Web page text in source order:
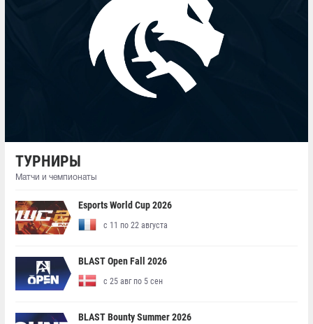
ТУРНИРЫ
Матчи и чемпионаты
Esports World Cup 2026
с 11 по 22 августа
BLAST Open Fall 2026
с 25 авг по 5 сен
BLAST Bounty Summer 2026